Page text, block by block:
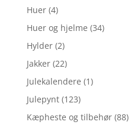
Huer (4)
Huer og hjelme (34)
Hylder (2)
Jakker (22)
Julekalendere (1)
Julepynt (123)
Kæpheste og tilbehør (88)